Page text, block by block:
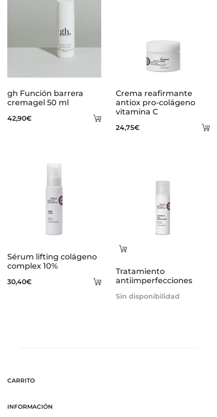
Añadir
gh Función barrera
cremagel 50 ml
42,90€
Crema reafirmante
antiox pro-colágeno
vitamina C
24,75€
Añadir
Sérum lifting colágeno
complex 10%
30,40€
Leer
Tratamiento
antiimperfecciones
Sin disponibilidad
CARRITO
INFORMACIÓN